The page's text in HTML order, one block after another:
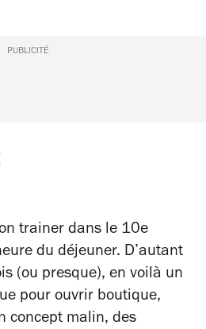
PUBLICITÉ
trainer dans le 10e
du déjeuner. D’autant
(ou presque), en voilà un
pour ouvrir boutique,
concept malin, des